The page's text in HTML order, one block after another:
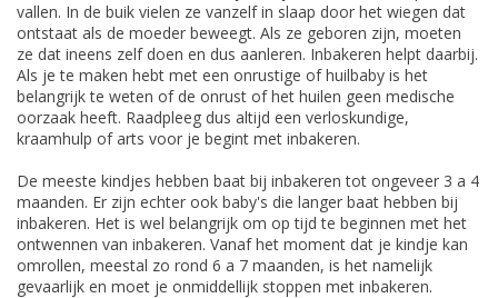
vallen. In de buik vielen ze vanzelf in slaap door het wiegen dat
ontstaat als de moeder beweegt. Als ze geboren zijn, moeten
ze dat ineens zelf doen en dus aanleren. Inbakeren helpt daarbij.
Als je te maken hebt met een onrustige of huilbaby is het
belangrijk te weten of de onrust of het huilen geen medische
oorzaak heeft. Raadpleeg dus altijd een verloskundige,
kraamhulp of arts voor je begint met inbakeren.
De meeste kindjes hebben baat bij inbakeren tot ongeveer 3 a 4
maanden. Er zijn echter ook baby's die langer baat hebben bij
inbakeren. Het is wel belangrijk om op tijd te beginnen met het
ontwennen van inbakeren. Vanaf het moment dat je kindje kan
omrollen, meestal zo rond 6 a 7 maanden, is het namelijk
gevaarlijk en moet je onmiddellijk stoppen met inbakeren.